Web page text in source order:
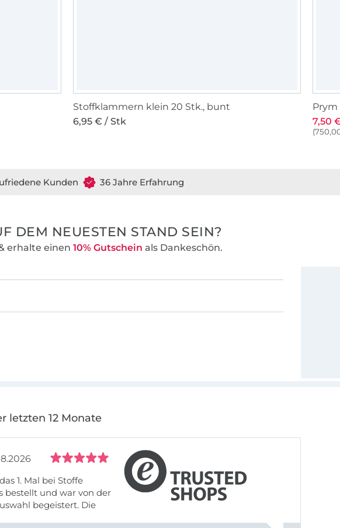
Stoffklammern klein 20 Stk., bunt
6,95 € / Stk
7,50
Kunden 36 Jahre Erfahrung
DEM NEUESTEN STAND SEIN?
erhalte einen 10% Gutschein als Dankeschön.
letzten 12 Monate
1. Mal bei Stoffe
bestellt und war von der
begeistert. Die